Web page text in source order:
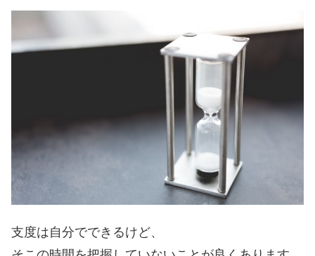
支度は自分でできるけど、